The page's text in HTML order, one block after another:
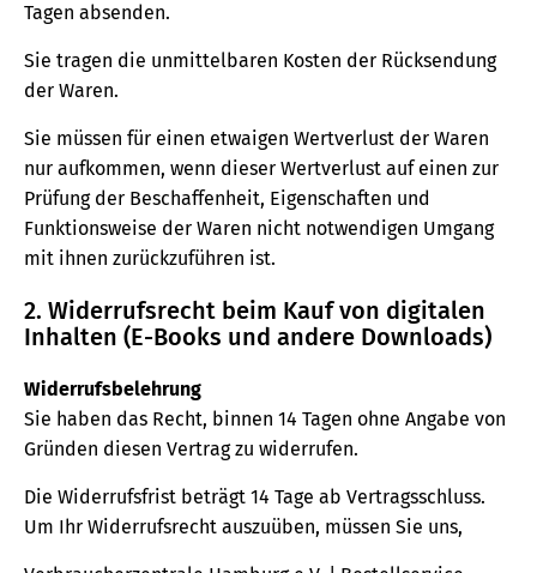
Tagen absenden.
Sie tragen die unmittelbaren Kosten der Rücksendung
der Waren.
Sie müssen für einen etwaigen Wertverlust der Waren
nur aufkommen, wenn dieser Wertverlust auf einen zur
Prüfung der Beschaffenheit, Eigenschaften und
Funktionsweise der Waren nicht notwendigen Umgang
mit ihnen zurückzuführen ist.
2. Widerrufsrecht beim Kauf von digitalen
Inhalten (E-Books und andere Downloads)
Widerrufsbelehrung
Sie haben das Recht, binnen 14 Tagen ohne Angabe von
Gründen diesen Vertrag zu widerrufen.
Die Widerrufsfrist beträgt 14 Tage ab Vertragsschluss.
Um Ihr Widerrufsrecht auszuüben, müssen Sie uns,